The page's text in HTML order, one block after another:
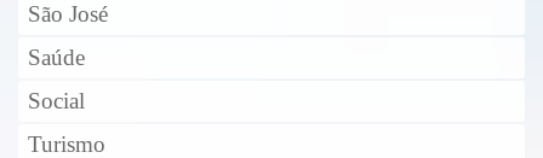
São José
Saúde
Social
Turismo